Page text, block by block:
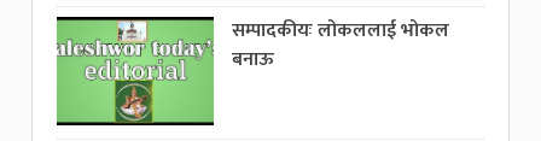
सम्पादकीयः लोकललाई भोकल
बनाऊ